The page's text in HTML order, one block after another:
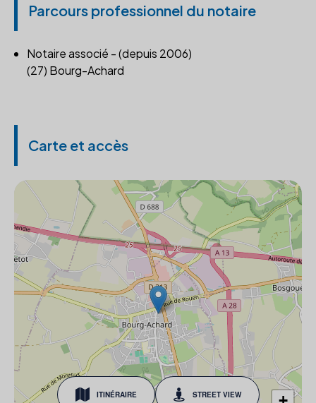
Parcours professionnel du notaire
Notaire associé - (depuis 2006)
(27) Bourg-Achard
Carte et accès
ITINÉRAIRE STREET VIEW